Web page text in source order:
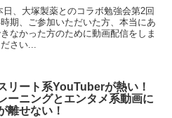
、大塚製薬とのコラボ勉強会第2回
期、ご参加いただいた方、本当にあ
なかった方のために動画配信をしま
さい...
リート系YouTuberが熱い！
ーニングとエンタメ系動画に
離せない！